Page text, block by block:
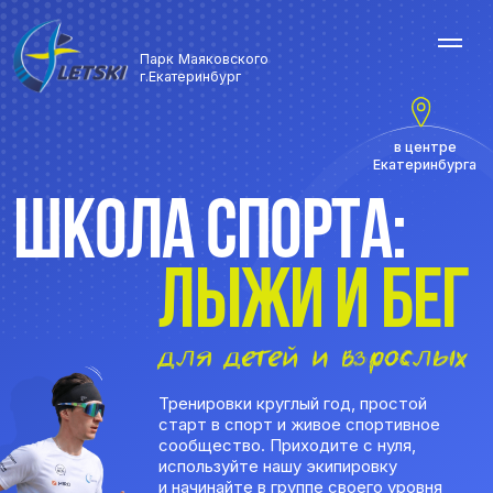
Школа спорта:
лыжи и бег
для детей и взрослых
г.Екатеринбург
Тренировки круглый год, простой
сообщество. Приходите с нуля,
используйте нашу экипировку
с профессиональной поддержкой
тренеров.
Екатеринбурга
ЗАПИСАТЬСЯ НА ЗАНЯТИЯ